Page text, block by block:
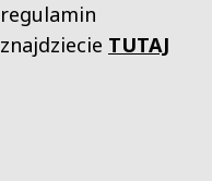
regulamin
znajdziecie TUTAJ